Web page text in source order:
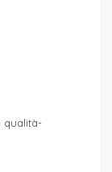
qualità-